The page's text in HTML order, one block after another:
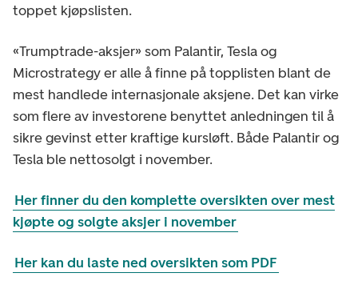
toppet kjøpslisten.
«Trumptrade-aksjer» som Palantir, Tesla og
Microstrategy er alle å finne på topplisten blant de
mest handlede internasjonale aksjene. Det kan virke
som flere av investorene benyttet anledningen til å
sikre gevinst etter kraftige kursløft. Både Palantir og
Tesla ble nettosolgt i november.
Her finner du den komplette oversikten over mest
kjøpte og solgte aksjer i november
Her kan du laste ned oversikten som PDF